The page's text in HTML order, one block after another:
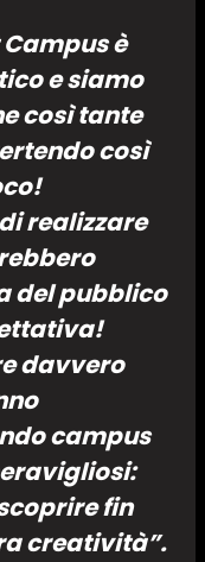
Campus è
e siamo
così tante
così
realizzare
del pubblico
davvero
campus
fin
creatività”.